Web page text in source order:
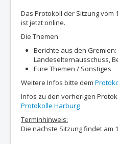
Das Protokoll der Sitzung vom
ist jetzt online.
Die Themen:
Berichte aus den
Landeselternausschuss,
Eure Themen / Sonstiges
Weitere Infos bitte dem
Infos zu den vorherigen
Protokolle Harburg
Terminhinweis:
Die nächste Sitzung findet am